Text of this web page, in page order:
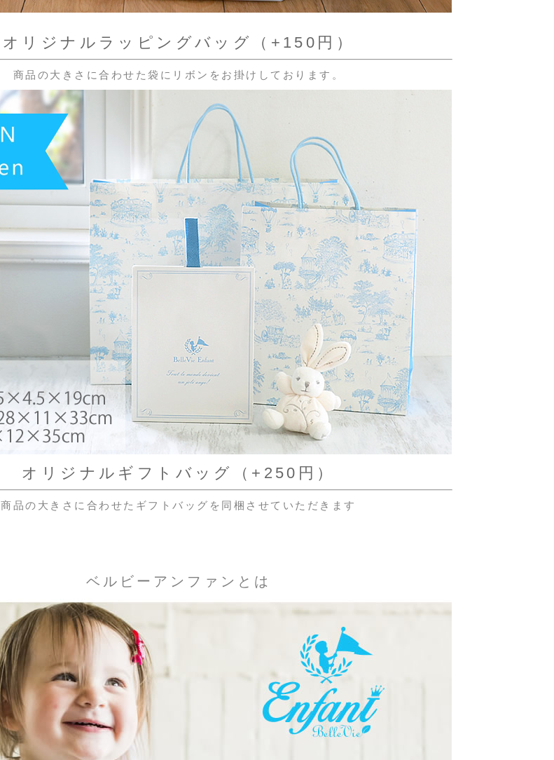
オリジナルラッピングバッグ（+150円）
商品の大きさに合わせた袋にリボンをお掛けしております。
オリジナルギフトバッグ（+250円）
商品の大きさに合わせたギフトバッグを同梱させていただきます
ベルビーアンファンとは